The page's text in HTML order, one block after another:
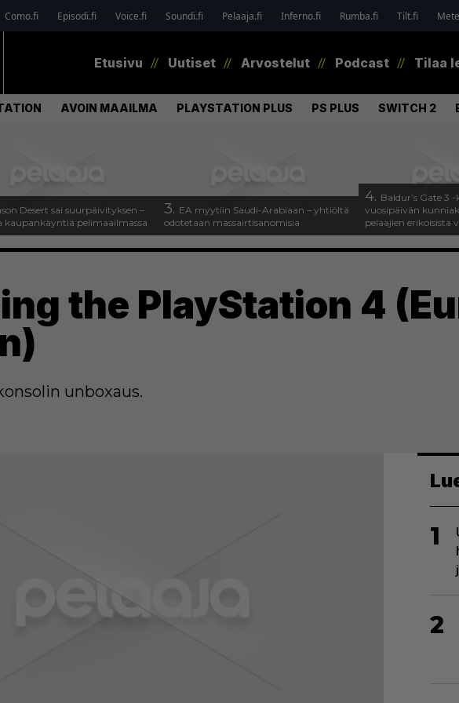
Como.fi Episodi.fi Voice.fi Soundi.fi Pelaaja.fi Inferno.fi Rumba.fi Tilt.fi
Etusivu Uutiset Arvostelut Podcast Tilaa
AVOIN MAAILMA PLAYSTATION PLUS PS PLUS SWITCH 2
Desert sai suurpäivityksen –
kaupankäyntiä pelimaailmassa
3. EA myytiin Saudi-Arabiaan – yhtiöltä
odotetaan massairtisanomisia
4. Baldur’s Gate 3
vuosipäivän
pelaajien erikoisista
the PlayStation 4
unboxaus.
1
2